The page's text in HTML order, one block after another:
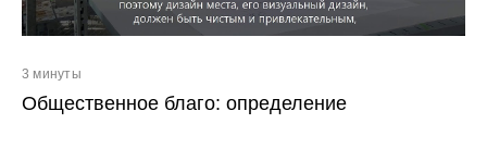
3 минуты
Общественное благо: определение